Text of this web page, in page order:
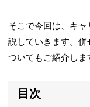
そこで今回は、キ
説していきます。併
ついてもご紹介しま
目次